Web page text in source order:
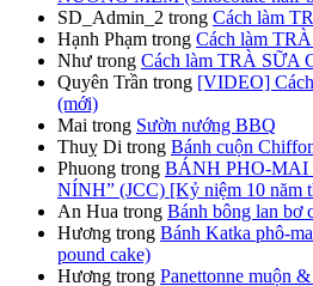
SD_Admin_2 trong Cách làm
Hạnh Phạm trong Cách làm
Như trong Cách làm TRÀ SỮA
Quyên Trần trong [VIDEO]
(mới)
Mai trong Sườn nướng BBQ
Thuỵ Di trong Bánh cuộn
Phuong trong BÁNH PHO-
NÍNH” (JCC) [Kỷ niệm 10 năm
An Hua trong Bánh bông lan bơ
Hương trong Bánh Katka phô-
pound cake)
Hương trong Panettonne muộn